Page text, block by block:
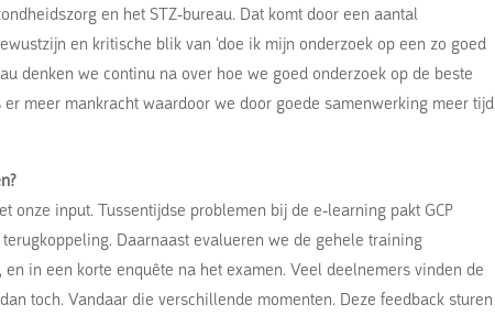
en het STZ-bureau. Dat komt door een aantal
en kritische blik van ‘doe ik mijn onderzoek op een zo goed
denken we continu na over hoe we goed onderzoek op de beste
meer mankracht waardoor we door goede samenwerking meer tijd
onze input. Tussentijdse problemen bij de e-learning pakt GCP
Daarnaast evalueren we de gehele training
in een korte enquête na het examen. Veel deelnemers vinden de
toch. Vandaar die verschillende momenten. Deze feedback sturen